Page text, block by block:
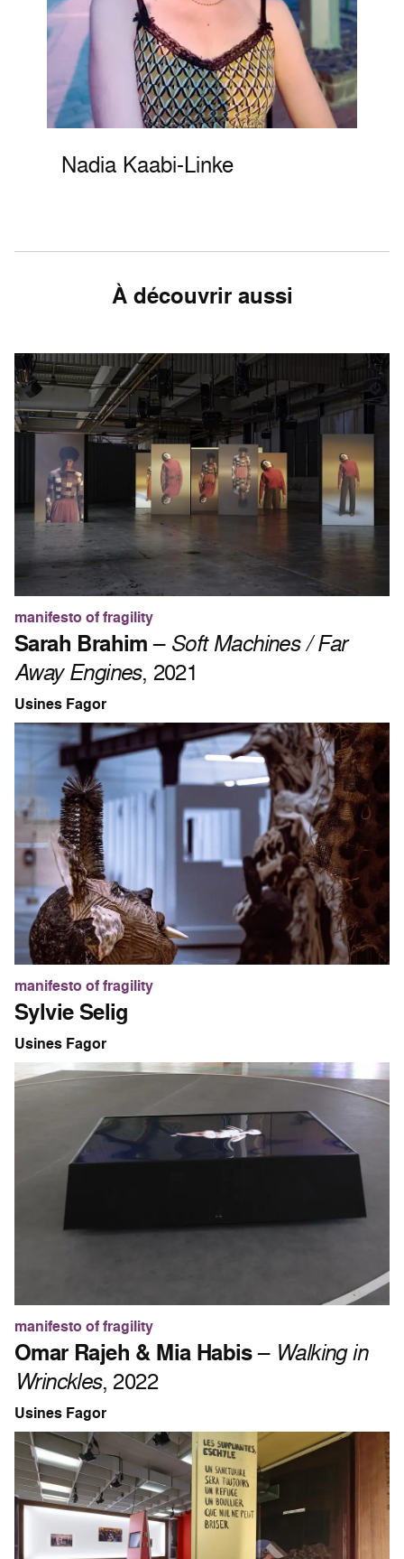
Nadia Kaabi-Linke
À découvrir aussi
manifesto of fragility
Sarah Brahim– Soft Machines / Far
Away Engines, 2021
Usines Fagor
manifesto of fragility
Sylvie Selig
Usines Fagor
manifesto of fragility
Omar Rajeh & Mia Habis– Walking in
Wrinckles, 2022
Usines Fagor